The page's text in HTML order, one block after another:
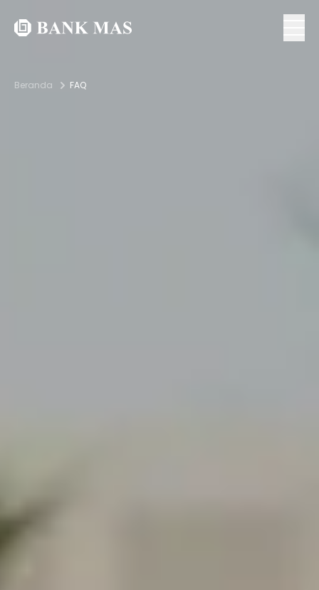
Beranda FAQ